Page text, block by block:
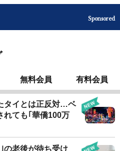
Sponsored
無料会員 有料会員
タイとは正反対…ベ
れても｢華僑100万
老後が待ち受け